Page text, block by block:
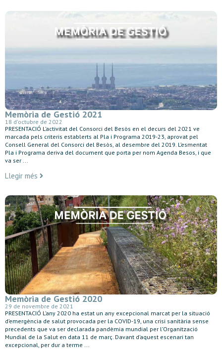
Memòria de Gestió 2021
18 d'octubre de 2022
PRESENTACIÓ L’activitat del Consorci del Besòs en el decurs del 2021 ve
marcada pels criteris establerts al Pla i Programa 2019-23, aprovat pel
Consell General del Consorci del Besòs, al desembre del 2019. L’esmentat
Pla i Programa deriva del document que porta per nom Agenda Besos, i que
va ser ...
Llegir més
Memòria de Gestió 2020
29 de novembre de 2021
PRESENTACIÓ L’any 2020 ha estat un any excepcional marcat per la situació
d’emergència de salut provocada per la COVID-19, una crisi sanitària sense
precedents que va ser declarada pandèmia mundial per l’Organització
Mundial de la Salut en data 11 de març. Davant d’aquest escenari tan
excepcional, per dur a terme ...